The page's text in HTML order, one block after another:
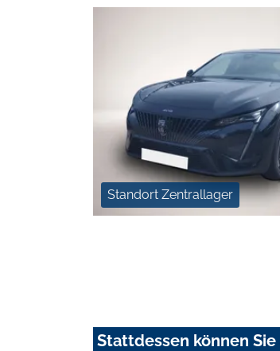
Standort Zentrallager
Stattdessen können Sie